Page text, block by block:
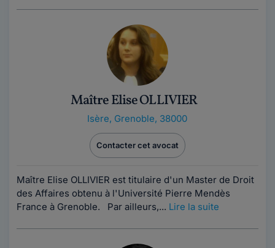
Maître Elise OLLIVIER
Isère, Grenoble, 38000
Contacter cet avocat
Maître Elise OLLIVIER est titulaire d'un Master de Droit
des Affaires obtenu à l'Université Pierre Mendès
France à Grenoble. Par ailleurs,... Lire la suite